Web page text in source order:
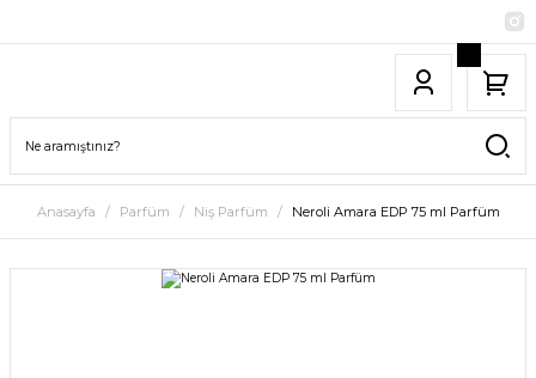
Anasayfa Parfüm Niş Parfüm Neroli Amara EDP 75 ml Parfüm